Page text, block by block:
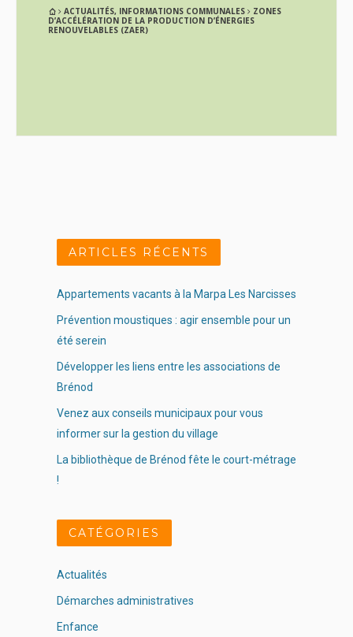
ACTUALITÉS, INFORMATIONS COMMUNALES
ZONES
D’ACCÉLÉRATION DE LA PRODUCTION D’ÉNERGIES
RENOUVELABLES (ZAER)
ARTICLES RÉCENTS
Appartements vacants à la Marpa Les Narcisses
Prévention moustiques : agir ensemble pour un
été serein
Développer les liens entre les associations de
Brénod
Venez aux conseils municipaux pour vous
informer sur la gestion du village
La bibliothèque de Brénod fête le court-métrage
!
CATÉGORIES
Actualités
Démarches administratives
Enfance